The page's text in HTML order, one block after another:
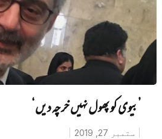
’بیوی کو پھول نہیں خرچہ دیں‘
ستمبر 27, 2019